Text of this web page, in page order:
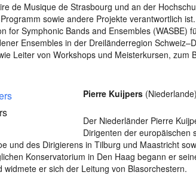
de Musique de Strasbourg und an der
sowie andere Projekte verantwortlich
for Symphonic Bands and Ensembles (WASBE)
Ensembles in der Dreiländerregion
Leiter von Workshops und Meisterkursen, zum
Pierre Kuijpers (Niederlande)
Der Niederländer Pierre
Dirigenten der europäischen
und des Dirigierens in Tilburg und Maastricht
Konservatorium in Den Haag begann er
er sich der Leitung von Blasorchestern.